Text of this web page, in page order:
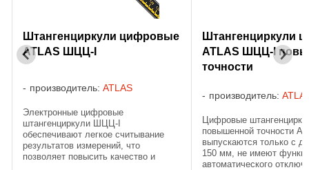
Штангенциркули цифровые
ATLAS ШЦЦ-I
производитель: ATLAS
Электронные цифровые
штангенциркули ШЦЦ-I
обеспечивают легкое считывание
результатов измерений, что
позволяет повысить качество и
Штангенциркули
ATLAS ШЦЦ-I
точности
производитель:
Цифровые
повышенной точности
выпускаются только с
150 мм, не имеют
автоматического